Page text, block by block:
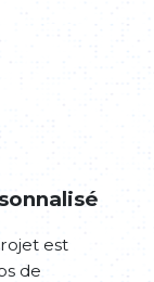
est
de